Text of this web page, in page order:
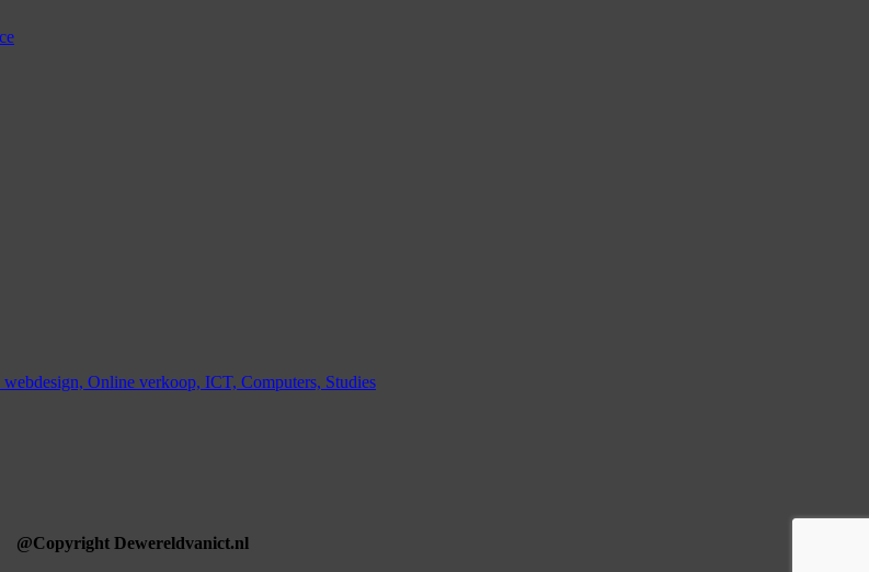
webdesign, Online verkoop, ICT, Computers, Studies
@Copyright Dewereldvanict.nl